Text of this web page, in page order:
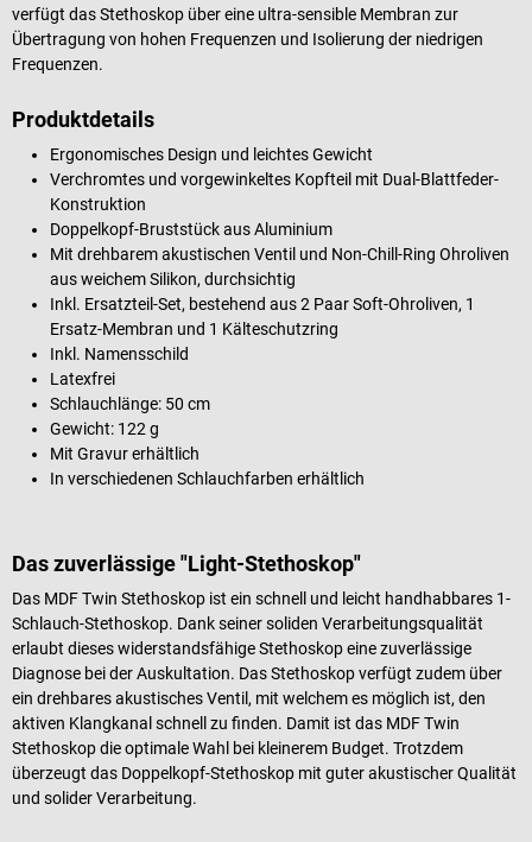
verfügt das Stethoskop über eine ultra-sensible Membran zur
Übertragung von hohen Frequenzen und Isolierung der niedrigen
Frequenzen.
Produktdetails
Ergonomisches Design und leichtes Gewicht
Verchromtes und vorgewinkeltes Kopfteil mit Dual-Blattfeder-
Konstruktion
Doppelkopf-Bruststück aus Aluminium
Mit drehbarem akustischen Ventil und Non-Chill-Ring Ohroliven
aus weichem Silikon, durchsichtig
Inkl. Ersatzteil-Set, bestehend aus 2 Paar Soft-Ohroliven, 1
Ersatz-Membran und 1 Kälteschutzring
Inkl. Namensschild
Latexfrei
Schlauchlänge: 50 cm
Gewicht: 122 g
Mit Gravur erhältlich
In verschiedenen Schlauchfarben erhältlich
Das zuverlässige "Light-Stethoskop"
Das MDF Twin Stethoskop ist ein schnell und leicht handhabbares 1-
Schlauch-Stethoskop. Dank seiner soliden Verarbeitungsqualität
erlaubt dieses widerstandsfähige Stethoskop eine zuverlässige
Diagnose bei der Auskultation. Das Stethoskop verfügt zudem über
ein drehbares akustisches Ventil, mit welchem es möglich ist, den
aktiven Klangkanal schnell zu finden. Damit ist das MDF Twin
Stethoskop die optimale Wahl bei kleinerem Budget. Trotzdem
überzeugt das Doppelkopf-Stethoskop mit guter akustischer Qualität
und solider Verarbeitung.